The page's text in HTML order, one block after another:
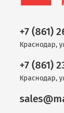
+7 (861)
Краснодар,
+7 (861)
Краснодар,